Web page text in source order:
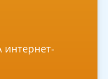
интернет-